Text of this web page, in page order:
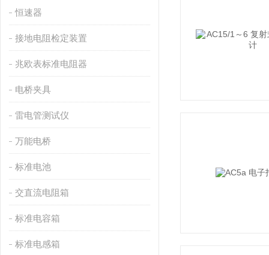
恒速器
接地电阻检定装置
兆欧表标准电阻器
电桥夹具
雷电管测试仪
万能电桥
标准电池
交直流电阻箱
标准电容箱
标准电感箱